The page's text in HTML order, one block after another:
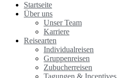
Startseite
Über uns
Unser Team
Karriere
Reisearten
Individualreisen
Gruppenreisen
Zubucherreisen
Tagungen & Incentives